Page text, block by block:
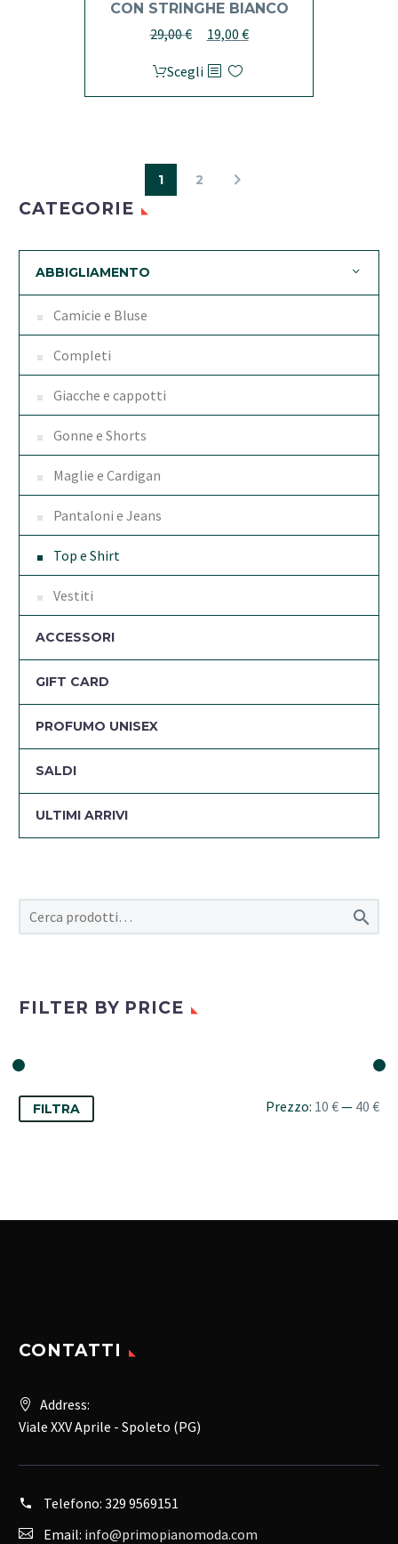
CON STRINGHE BIANCO
29,00€
Il
originale
era:
19,00 €
è:
ScegliQuesto
prodotto
Le
essere
nella
del
1 2
CATEGORIE
ABBIGLIAMENTO
Camicie e Bluse
Completi
Giacche e cappotti
Gonne e Shorts
Maglie e Cardigan
Pantaloni e Jeans
Top e Shirt
Vestiti
ACCESSORI
GIFT CARD
PROFUMO UNISEX
SALDI
ULTIMI ARRIVI

FILTER BY PRICE
Prezzo
Min
Prezzo
Max
FILTRA Prezzo: 10 €— 40 €
CONTATTI
Address:
Viale XXV Aprile - Spoleto (PG)
Telefono: 329 9569151
Email: info@primopianomoda.com